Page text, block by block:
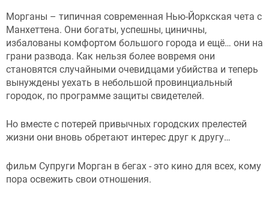
Морганы – типичная современная Нью-Йоркская чета с
Манхеттена. Они богаты, успешны, циничны,
избалованы комфортом большого города и ещё… они на
грани развода. Как нельзя более вовремя они
становятся случайными очевидцами убийства и теперь
вынуждены уехать в небольшой провинциальный
городок, по программе защиты свидетелей.
Но вместе с потерей привычных городских прелестей
жизни они вновь обретают интерес друг к другу…
фильм Супруги Морган в бегах - это кино для всех, кому
пора освежить свои отношения.